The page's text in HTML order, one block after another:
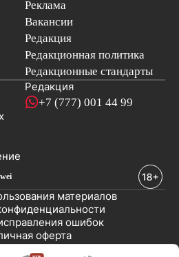
Реклама
Вакансии
Редакция
Редакционная политика
Редакционные стандарты
Редакция
+7 (777) 001 44 99
новостей
оферта
ошибок
материалов